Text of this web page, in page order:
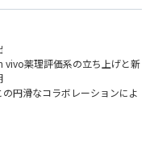
vivo薬理評価系の立ち上げと新
円滑なコラボレーションによ